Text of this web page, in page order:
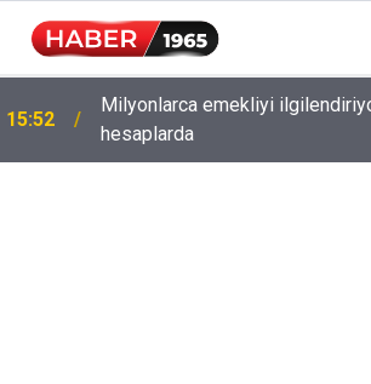
15:52
Milyonlarca emekliyi
hesaplarda